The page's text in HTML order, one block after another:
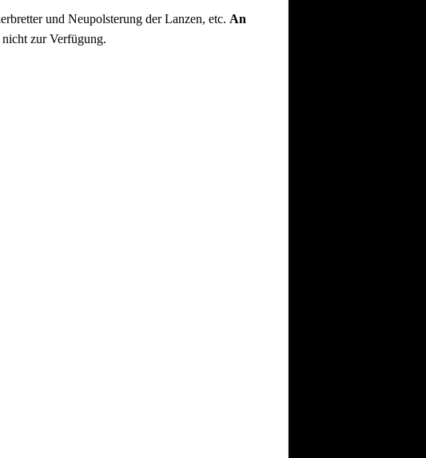
und Neupolsterung der Lanzen, etc. An
zur Verfügung.